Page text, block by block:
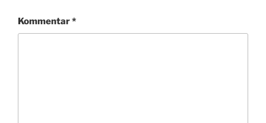
Kommentar*